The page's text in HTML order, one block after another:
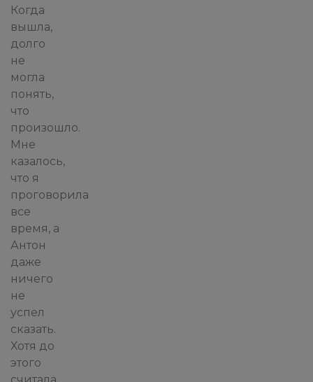
Когда
вышла,
долго
не
могла
понять,
что
произошло.
Мне
казалось,
что я
проговорила
все
время, а
Антон
даже
ничего
не
успел
сказать.
Хотя до
этого
считала,